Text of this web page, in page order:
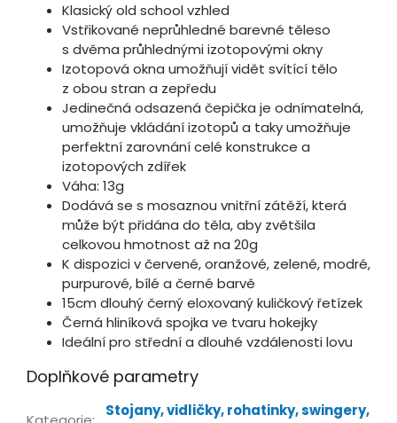
Klasický old school vzhled
Vstřikované neprůhledné barevné těleso
s dvěma průhlednými izotopovými okny
Izotopová okna umožňují vidět svítící tělo
z obou stran a zepředu
Jedinečná odsazená čepička je odnímatelná,
umožňuje vkládání izotopů a taky umožňuje
perfektní zarovnání celé konstrukce a
izotopových zdířek
Váha: 13g
Dodává se s mosaznou vnitřní zátěží, která
může být přidána do těla, aby zvětšila
celkovou hmotnost až na 20g
K dispozici v červené, oranžové, zelené, modré,
purpurové, bílé a černé barvě
15cm dlouhý černý eloxovaný kuličkový řetízek
Černá hliníková spojka ve tvaru hokejky
Ideální pro střední a dlouhé vzdálenosti lovu
Doplňkové parametry
Stojany, vidličky, rohatinky, swingery,